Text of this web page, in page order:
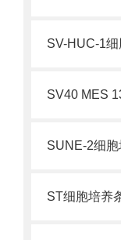
SUNE-2细
ST细胞培养